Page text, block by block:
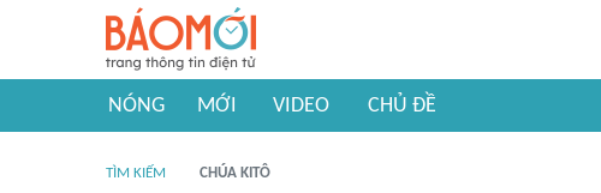
NÓNG MỚI VIDEO CHỦ ĐỀ
TÌM KIẾM CHÚA KITÔ